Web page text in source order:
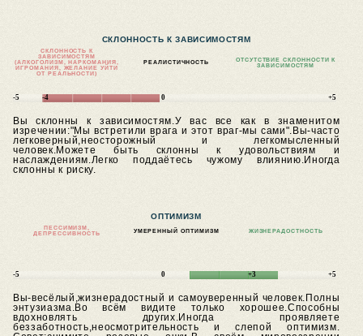
СКЛОННОСТЬ К ЗАВИСИМОСТЯМ
СКЛОННОСТЬ К
ЗАВИСИМОСТЯМ
(АЛКОГОЛИЗМ, НАРКОМАНИЯ,
ИГРОМАНИЯ, ЖЕЛАНИЕ УЙТИ
ОТ РЕАЛЬНОСТИ)
РЕАЛИСТИЧНОСТЬ
ОТСУТСТВИЕ СКЛОННОСТИ К
ЗАВИСИМОСТЯМ
-5 -4 0 +5
Вы склонны к зависимостям.У вас все как в знаменитом
изречении:"Мы встретили врага и этот враг-мы сами".Вы-часто
легковерный,неосторожный и легкомысленный
человек.Можете быть склонны к удовольствиям и
наслаждениям.Легко поддаётесь чужому влиянию.Иногда
склонны к риску.
ОПТИМИЗМ
ПЕССИМИЗМ,
ДЕПРЕССИВНОСТЬ
УМЕРЕННЫЙ ОПТИМИЗМ ЖИЗНЕРАДОСТНОСТЬ
-5 0 +3 +5
Вы-весёлый,жизнерадостный и самоуверенный человек.Полны
энтузиазма.Во всём видите только хорошее.Способны
вдохновлять других.Иногда проявляете
беззаботность,неосмотрительность и слепой оптимизм.